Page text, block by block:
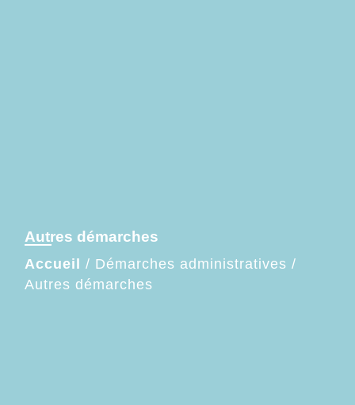
Autres démarches
Accueil / Démarches administratives /
Autres démarches